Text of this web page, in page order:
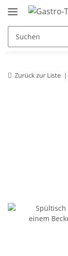
Zurück zur Liste